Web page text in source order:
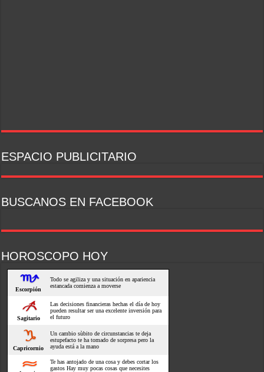
ESPACIO PUBLICITARIO
BUSCANOS EN FACEBOOK
HOROSCOPO HOY